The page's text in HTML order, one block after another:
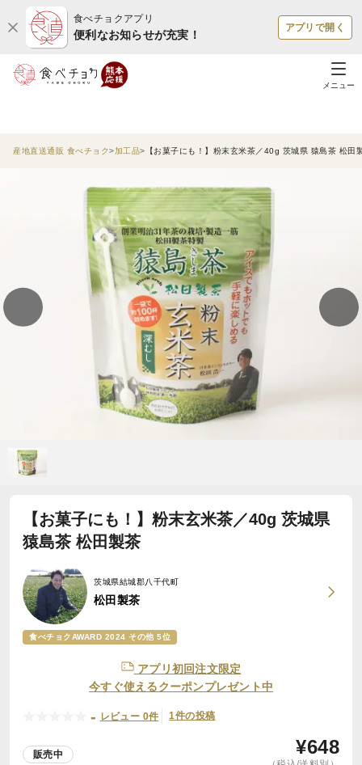
食べチョクアプリ
便利なお知らせが充実！
アプリで開く
メニュー
産地直送通販 食べチョク 加工品 【お菓子にも！】粉末玄米茶／40g 茨城県 猿島茶 松田
【お菓子にも！】粉末玄米茶／40g 茨城県
猿島茶 松田製茶
茨城県結城郡八千代町
松田製茶
食べチョクAWARD 2024 その他 5位
アプリ初回注文限定
今すぐ使えるクーポンプレゼント中
- レビュー 0件 1件の投稿
販売中 ¥648